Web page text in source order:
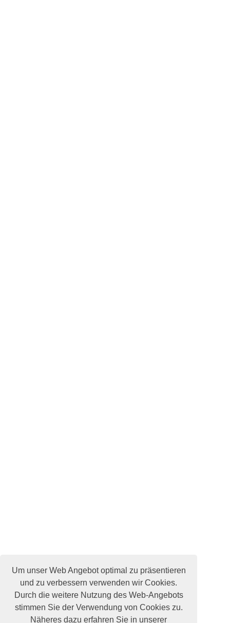
Um unser Web Angebot optimal zu präsentieren
und zu verbessern verwenden wir Cookies.
Durch die weitere Nutzung des Web-Angebots
stimmen Sie der Verwendung von Cookies zu.
Näheres dazu erfahren Sie in unserer